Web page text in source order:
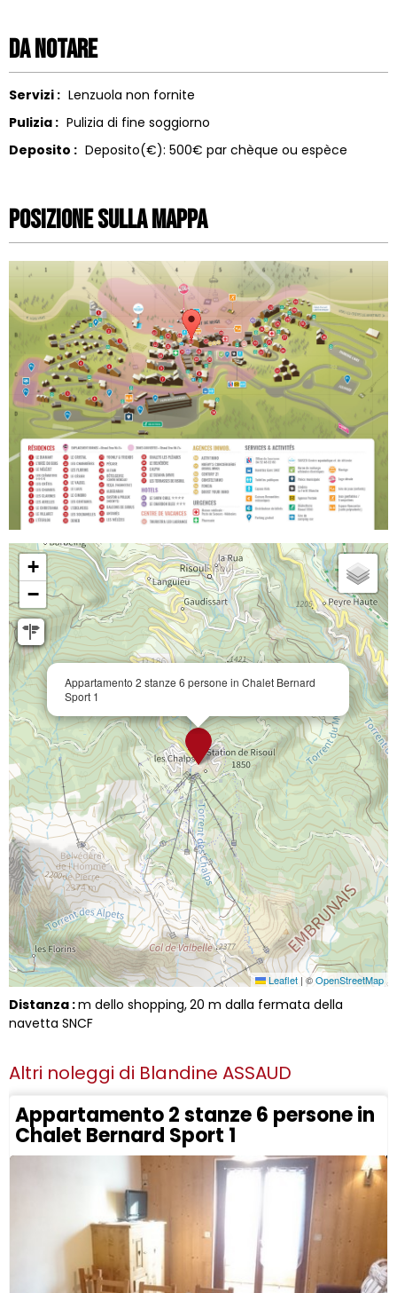
Da notare
Servizi : Lenzuola non fornite
Pulizia : Pulizia di fine soggiorno
Deposito : Deposito(€): 500€ par chèque ou espèce
Posizione sulla mappa
Appartamento 2 stanze 6 persone in Chalet Bernard
Sport 1
+
−
Leaflet | ©OpenStreetMap
Distanza :m dello shopping 20 m dalla fermata della
navetta SNCF
Altri noleggi di Blandine ASSAUD
Appartamento 2 stanze 6 persone in
Chalet Bernard Sport 1